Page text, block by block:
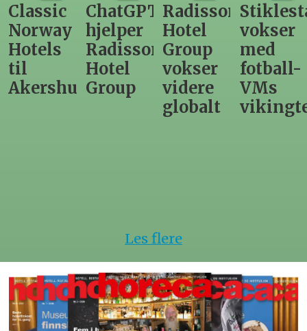
ChatGPT
hjelper
Radisson
Hotel
Group
Radisson
Hotel
Group
vokser
videre
Stiklestad
vokser
med
fotball-
VMs
vikingtematikk
Fra
direktør
til
nytt
Les flere